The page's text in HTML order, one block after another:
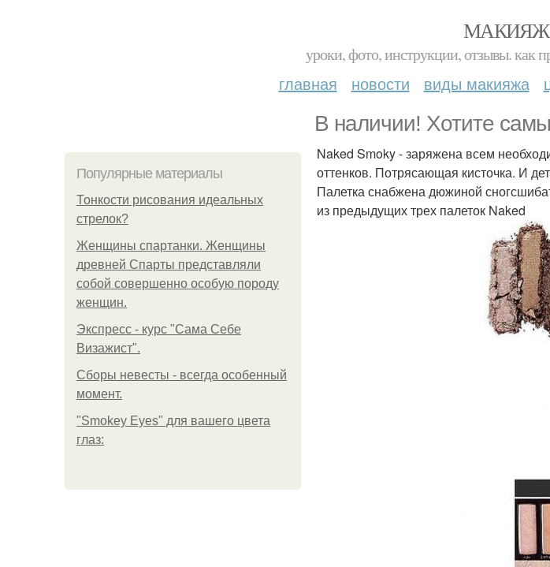
МАКИЯЖ
уроки, фото, инструкции, отзывы. как
главная новости виды макияжа
В наличии! Хотите
Популярные материалы
Тонкости рисования идеальных
стрелок?
Женщины спартанки. Женщины
древней Спарты представляли
собой совершенно особую породу
женщин.
Экспресс - курс "Сама Себе
Визажист".
Сборы невесты - всегда особенный
момент.
"Smokey Eyes" для вашего цвета
глаз:
Naked Smoky - заряжена всем
оттенков. Потрясающая кисточка. И
Палетка снабжена дюжиной
из предыдущих трех палеток Naked